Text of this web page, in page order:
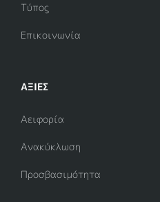
Τύπος
Επικοινωνία
ΑΞΊΕΣ
Αειφορία
Ανακύκλωση
Προσβασιμότητα